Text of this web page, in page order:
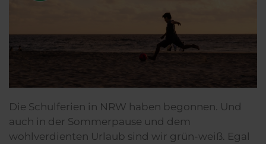
Die Schulferien in NRW haben begonnen. Und
auch in der Sommerpause und dem
wohlverdienten Urlaub sind wir grün-weiß. Egal